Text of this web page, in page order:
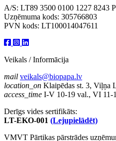
A/S: LT89 3500 0100 1227 8243
Uzņēmuma kods: 305766803
PVN kods: LT100014047611
Veikals / Informācija
mail veikals@biopapa.lv
location_on Klaipēdas st. 3, Viļņa
access_time I-V 10-19 val., VI 11-
Derīgs vides sertifikāts:
LT-EKO-001 (Lejupielādēt)
VMVT Pārtikas pārstrādes